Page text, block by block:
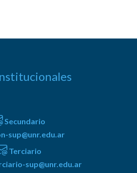
Secundario
sup@unr.edu.ar
Terciario
sup@unr.edu.ar